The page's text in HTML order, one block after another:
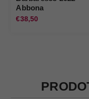
Abbona
€38,50